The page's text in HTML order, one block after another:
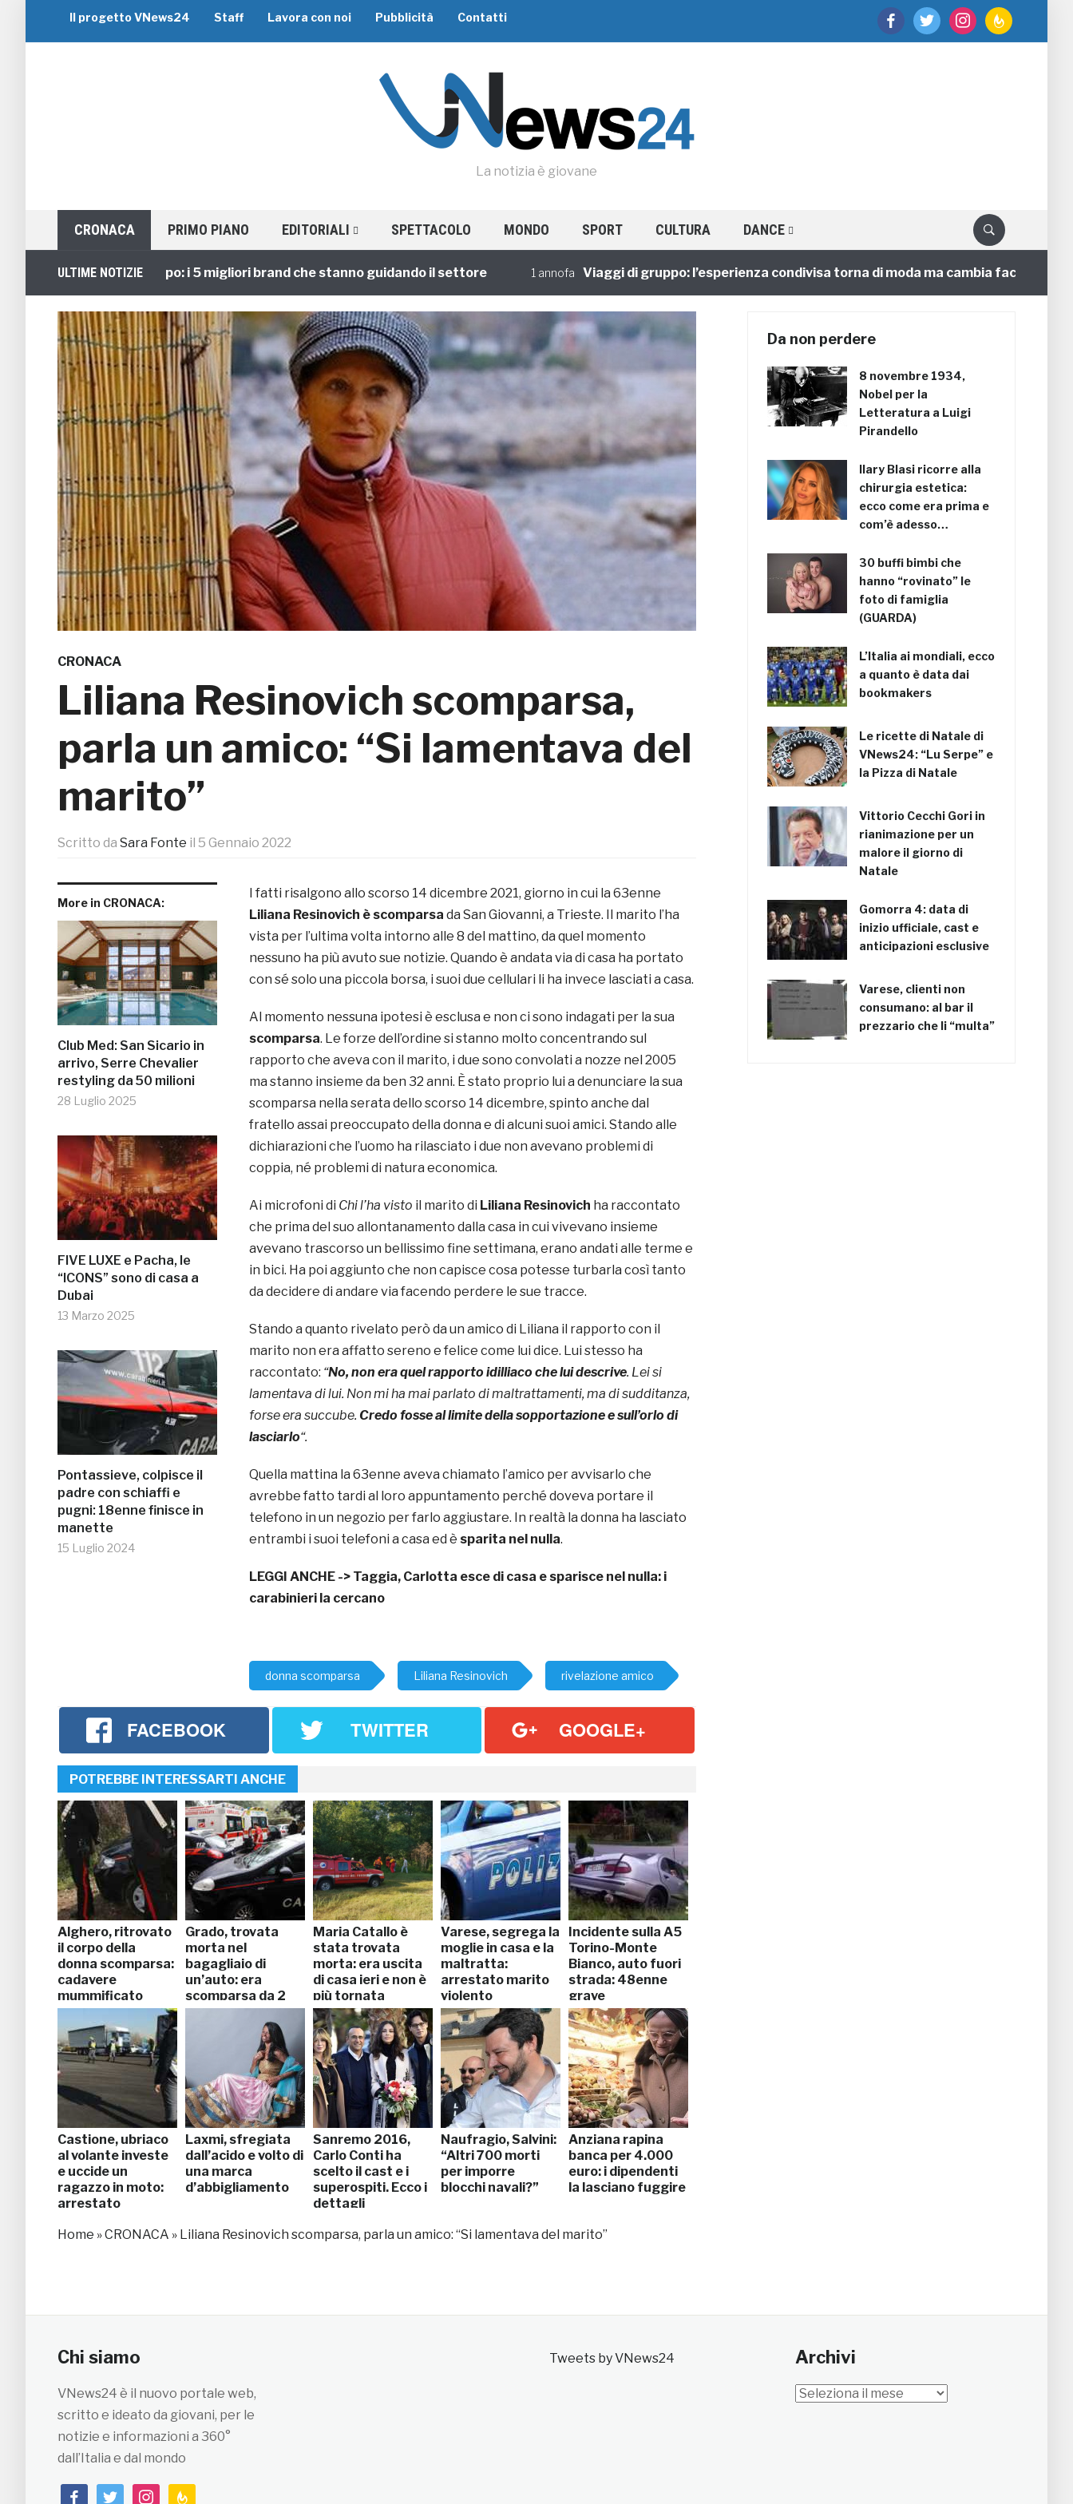
facebooktwitter instagramfeedburner
Il progetto VNews24 Staff Lavora con noi Pubblicità Contatti
La notizia è giovane
CRONACA PRIMO PIANO EDITORIALI SPETTACOLO MONDO SPORT CULTURA DANCE
ULTIME NOTIZIE
Viaggi di Gruppo: i 5 migliori brand che stanno guidando il settore 1 annofa Viaggi di gruppo: l’esperienza condivisa torna di moda ma cambia faccia
CRONACA
Liliana Resinovich scomparsa,
parla un amico: “Si lamentava del
marito”
Scritto da Sara Fonte il 5 Gennaio 2022
More in CRONACA:
Club Med: San Sicario in
arrivo, Serre Chevalier
restyling da 50 milioni
28 Luglio 2025
FIVE LUXE e Pacha, le
“ICONS” sono di casa a
Dubai
13 Marzo 2025
Pontassieve, colpisce il
padre con schiaffi e
pugni: 18enne finisce in
manette
15 Luglio 2024
I fatti risalgono allo scorso 14 dicembre 2021, giorno in cui la 63enne
Liliana Resinovich è scomparsa da San Giovanni, a Trieste. Il marito l’ha
vista per l’ultima volta intorno alle 8 del mattino, da quel momento
nessuno ha più avuto sue notizie. Quando è andata via di casa ha portato
con sé solo una piccola borsa, i suoi due cellulari li ha invece lasciati a casa.
Al momento nessuna ipotesi è esclusa e non ci sono indagati per la sua
scomparsa. Le forze dell’ordine si stanno molto concentrando sul
rapporto che aveva con il marito, i due sono convolati a nozze nel 2005
ma stanno insieme da ben 32 anni. È stato proprio lui a denunciare la sua
scomparsa nella serata dello scorso 14 dicembre, spinto anche dal
fratello assai preoccupato della donna e di alcuni suoi amici. Stando alle
dichiarazioni che l’uomo ha rilasciato i due non avevano problemi di
coppia, né problemi di natura economica.
Ai microfoni di Chi l’ha visto il marito di Liliana Resinovich ha raccontato
che prima del suo allontanamento dalla casa in cui vivevano insieme
avevano trascorso un bellissimo fine settimana, erano andati alle terme e
in bici. Ha poi aggiunto che non capisce cosa potesse turbarla così tanto
da decidere di andare via facendo perdere le sue tracce.
Stando a quanto rivelato però da un amico di Liliana il rapporto con il
marito non era affatto sereno e felice come lui dice. Lui stesso ha
raccontato: “No, non era quel rapporto idilliaco che lui descrive. Lei si
lamentava di lui. Non mi ha mai parlato di maltrattamenti, ma di sudditanza,
forse era succube. Credo fosse al limite della sopportazione e sull’orlo di
lasciarlo“.
Quella mattina la 63enne aveva chiamato l’amico per avvisarlo che
avrebbe fatto tardi al loro appuntamento perché doveva portare il
telefono in un negozio per farlo aggiustare. In realtà la donna ha lasciato
entrambi i suoi telefoni a casa ed è sparita nel nulla.
LEGGI ANCHE -> Taggia, Carlotta esce di casa e sparisce nel nulla: i
carabinieri la cercano
donna scomparsa Liliana Resinovich rivelazione amico
FACEBOOK TWITTER GOOGLE+
POTREBBE INTERESSARTI ANCHE
Alghero, ritrovato
il corpo della
donna scomparsa:
cadavere
mummificato
Grado, trovata
morta nel
bagagliaio di
un’auto: era
scomparsa da 2
mesi
Maria Catallo è
stata trovata
morta: era uscita
di casa ieri e non è
più tornata
Varese, segrega la
moglie in casa e la
maltratta:
arrestato marito
violento
Incidente sulla A5
Torino-Monte
Bianco, auto fuori
strada: 48enne
grave
Castione, ubriaco
al volante investe
e uccide un
ragazzo in moto:
arrestato
Laxmi, sfregiata
dall’acido e volto di
una marca
d’abbigliamento
Sanremo 2016,
Carlo Conti ha
scelto il cast e i
superospiti. Ecco i
dettagli
Naufragio, Salvini:
“Altri 700 morti
per imporre
blocchi navali?”
Anziana rapina
banca per 4.000
euro: i dipendenti
la lasciano fuggire
Home »CRONACA » Liliana Resinovich scomparsa, parla un amico: “Si lamentava del marito”
Da non perdere
8 novembre 1934,
Nobel per la
Letteratura a Luigi
Pirandello
Ilary Blasi ricorre alla
chirurgia estetica:
ecco come era prima e
com’è adesso…
30 buffi bimbi che
hanno “rovinato” le
foto di famiglia
(GUARDA)
L’Italia ai mondiali, ecco
a quanto è data dai
bookmakers
Le ricette di Natale di
VNews24: “Lu Serpe” e
la Pizza di Natale
Vittorio Cecchi Gori in
rianimazione per un
malore il giorno di
Natale
Gomorra 4: data di
inizio ufficiale, cast e
anticipazioni esclusive
Varese, clienti non
consumano: al bar il
prezzario che li “multa”
Chi siamo
VNews24 è il nuovo portale web,
scritto e ideato da giovani, per le
notizie e informazioni a 360°
dall’Italia e dal mondo
facebooktwitterinstagramfeedburner
Tweets by VNews24 Archivi
Archivi